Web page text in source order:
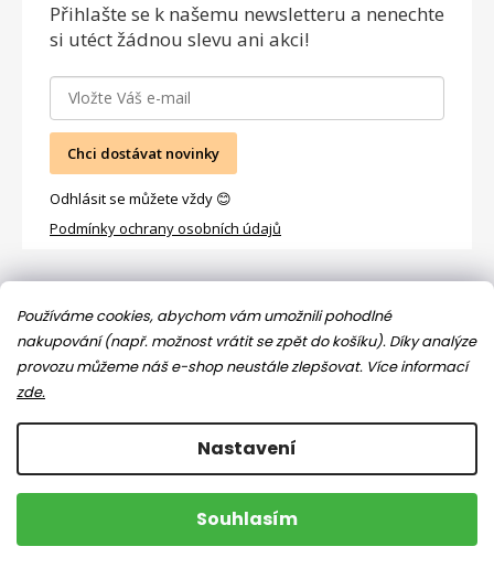
Používáme cookies, abychom vám umožnili pohodlné
nakupování (např. možnost vrátit se zpět do košíku). Díky analýze
provozu můžeme náš e-shop neustále zlepšovat. Více informací
zde.
Nastavení
Souhlasím
Přihlašte se k našemu newsletteru a nenechte
si utéct žádnou slevu ani akci!
Chci dostávat novinky
Odhlásit se můžete vždy 😊
Podmínky ochrany osobních údajů
Facebook
Copyright 2026Jsem máma. Všechna práva vyhrazena.
Upravit nastavení cookies